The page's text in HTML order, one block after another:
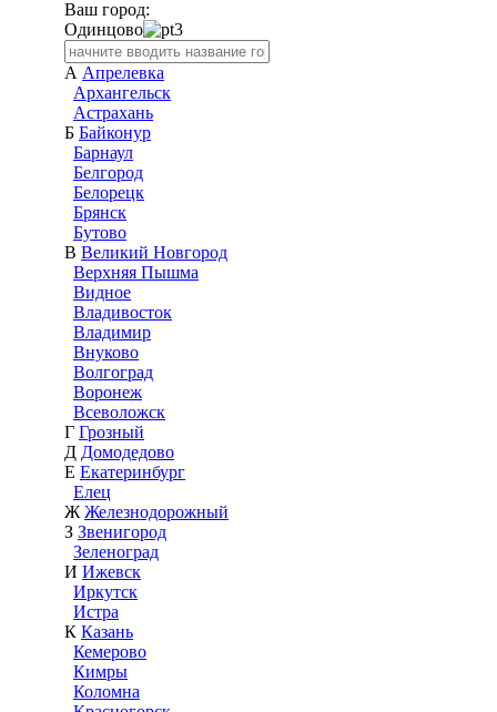
Ваш город:
Одинцово
А Апрелевка
Архангельск
Астрахань
Б Байконур
Барнаул
Белгород
Белорецк
Брянск
Бутово
В Великий Новгород
Верхняя Пышма
Видное
Владивосток
Владимир
Внуково
Волгоград
Воронеж
Всеволожск
Г Грозный
Д Домодедово
Е Екатеринбург
Елец
Ж Железнодорожный
З Звенигород
Зеленоград
И Ижевск
Иркутск
Истра
К Казань
Кемерово
Кимры
Коломна